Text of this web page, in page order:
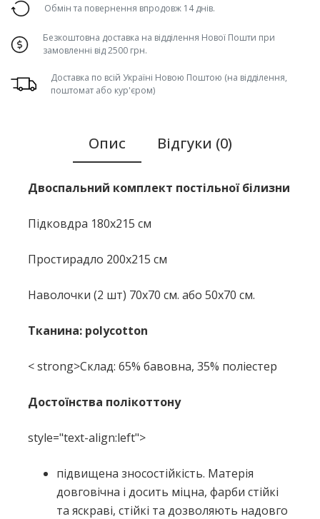
Обмін та повернення впродовж 14 днів.
Безкоштовна доставка на відділення Нової Пошти при
замовленні від 2500 грн.
Доставка по всій Україні Новою Поштою (на відділення,
поштомат або кур'єром)
Опис Відгуки (0)
Двоспальний комплект постільної білизни
Підковдра 180x215 см
Простирадло 200x215 см
Наволочки (2 шт) 70x70 см. або 50х70 см.
Тканина: polycotton
< strong>Склад: 65% бавовна, 35% поліестер
Достоїнства полікоттону
style="text-align:left">
підвищена зносостійкість. Матерія
довговічна і досить міцна, фарби стійкі
та яскраві, стійкі та дозволяють надовго